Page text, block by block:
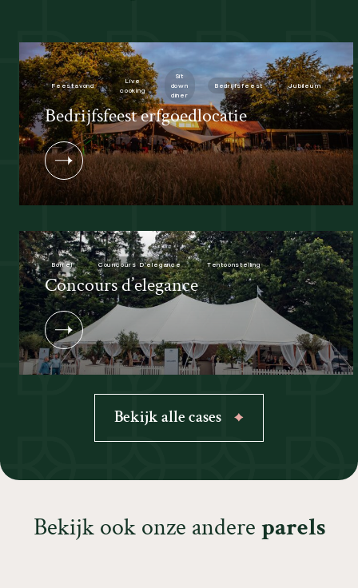
Feestavond
Live
cooking
Sit
down
diner
Bedrijfsfeest Jubileum
Bedrijfsfeest erfgoedlocatie
Borrel Councours D’elegance Tentoonstelling
Concours d’elegance
Bekijk alle cases
Bekijk ook onze andere parels